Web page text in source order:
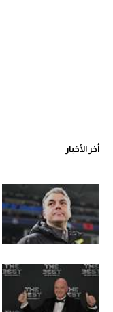
أخر الأخبار